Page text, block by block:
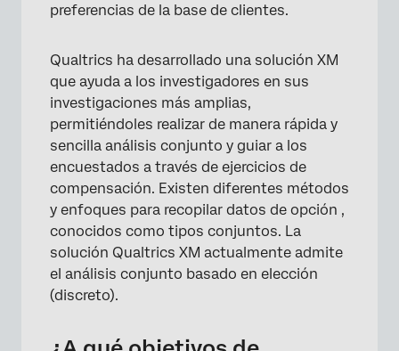
preferencias de la base de clientes.
Qualtrics ha desarrollado una solución XM
que ayuda a los investigadores en sus
investigaciones más amplias,
permitiéndoles realizar de manera rápida y
sencilla análisis conjunto y guiar a los
encuestados a través de ejercicios de
compensación. Existen diferentes métodos
y enfoques para recopilar datos de opción ,
conocidos como tipos conjuntos. La
solución Qualtrics XM actualmente admite
el análisis conjunto basado en elección
(discreto).